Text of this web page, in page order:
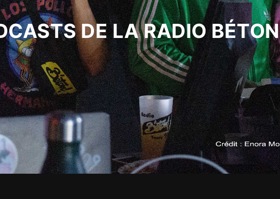
DE LA RADIO BÉTON